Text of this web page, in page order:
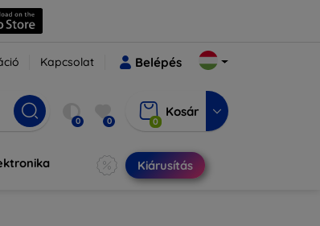
Kapcsolat Belépés
0 0 0
Kosár
Kiárusítás